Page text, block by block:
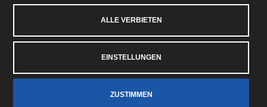
Diese Website ist durch reCAPTCHA geschützt und es
gelten die
Nutzungsbedingungen
ALLE VERBIETEN
EINSTELLUNGEN
ZUSTIMMEN